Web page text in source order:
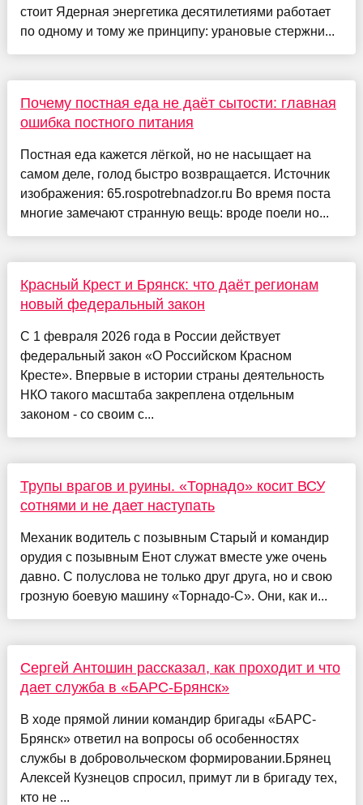
стоит Ядерная энергетика десятилетиями работает
по одному и тому же принципу: урановые стержни...
Почему постная еда не даёт сытости: главная
ошибка постного питания
Постная еда кажется лёгкой, но не насыщает на
самом деле, голод быстро возвращается. Источник
изображения: 65.rospotrebnadzor.ru Во время поста
многие замечают странную вещь: вроде поели но...
Красный Крест и Брянск: что даёт регионам
новый федеральный закон
С 1 февраля 2026 года в России действует
федеральный закон «О Российском Красном
Кресте». Впервые в истории страны деятельность
НКО такого масштаба закреплена отдельным
законом - со своим с...
Трупы врагов и руины. «Торнадо» косит ВСУ
сотнями и не дает наступать
Механик водитель с позывным Старый и командир
орудия с позывным Енот служат вместе уже очень
давно. С полуслова не только друг друга, но и свою
грозную боевую машину «Торнадо-С». Они, как и...
Сергей Антошин рассказал, как проходит и что
дает служба в «БАРС-Брянск»
В ходе прямой линии командир бригады «БАРС-
Брянск» ответил на вопросы об особенностях
службы в добровольческом формировании.Брянец
Алексей Кузнецов спросил, примут ли в бригаду тех,
кто не ...